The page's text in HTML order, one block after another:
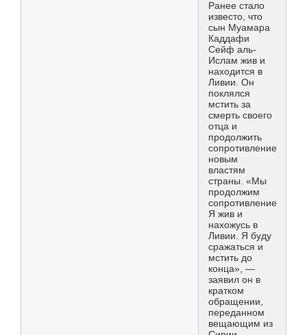
Ранее стало
известо, что
сын Муамара
Каддафи
Сейф аль-
Ислам жив и
находится в
Ливии. Он
поклялся
мстить за
смерть своего
отца и
продолжить
сопротивление
новым
властям
страны. «Мы
продолжим
сопротивление.
Я жив и
нахожусь в
Ливии. Я буду
сражаться и
мстить до
конца», —
заявил он в
кратком
обращении,
переданном
вещающим из